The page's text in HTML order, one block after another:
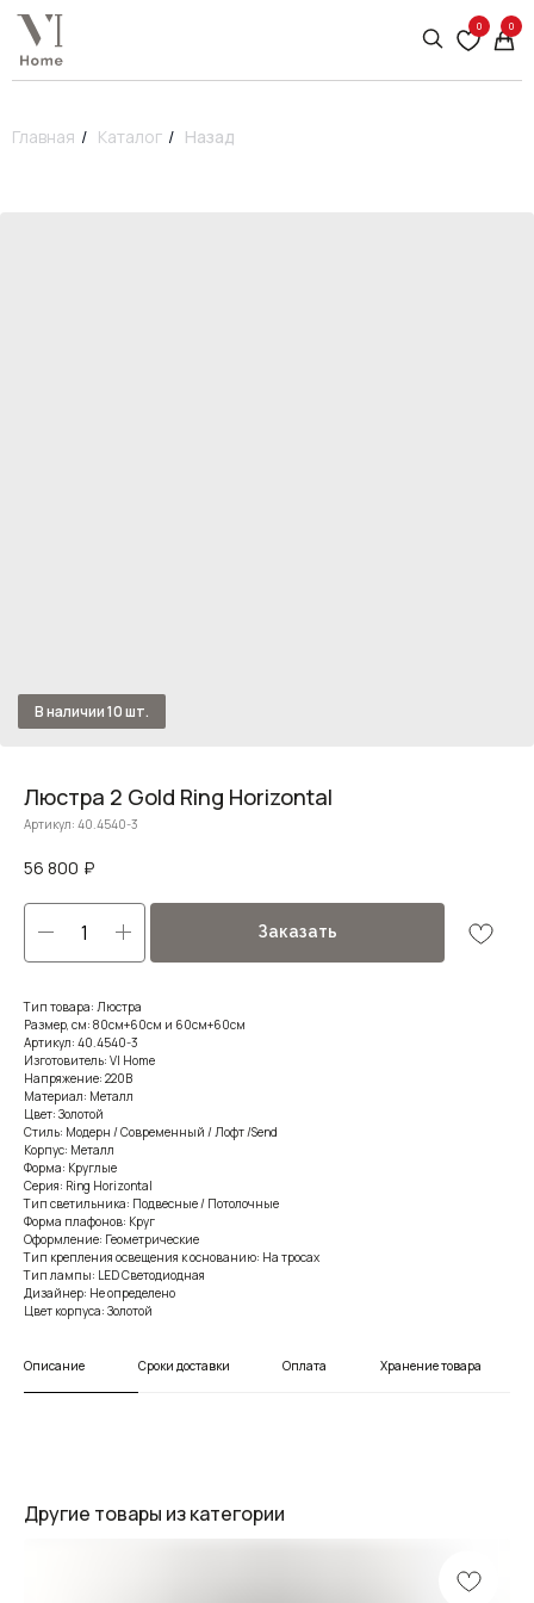
0 0
Главная / Каталог / Назад
Люстра 2 Gold Ring Horizontal
Артикул: 40.4540-3
56 800 ₽
Заказать
Тип товара: Люстра
Размер, см: 80см+60см и 60см+60см
Артикул: 40.4540-3
Изготовитель: VI Home
Напряжение: 220В
Материал: Металл
Цвет: Золотой
Стиль: Модерн / Современный / Лофт /Send
Корпус: Металл
Форма: Круглые
Серия: Ring Horizontal
Тип светильника: Подвесные / Потолочные
Форма плафонов: Круг
Оформление: Геометрические
Тип крепления освещения к основанию: На тросах
Тип лампы: LED Светодиодная
Дизайнер: Не определено
Цвет корпуса: Золотой
Описание Сроки доставки Оплата Хранение товара
Другие товары из категории